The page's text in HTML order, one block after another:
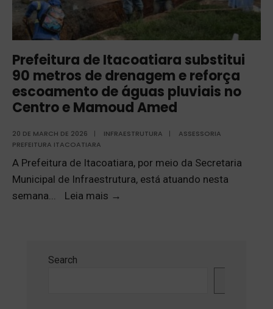
Prefeitura de Itacoatiara substitui
90 metros de drenagem e reforça
escoamento de águas pluviais no
Centro e Mamoud Amed
20 DE MARCH DE 2026 | INFRAESTRUTURA |
ASSESSORIA
PREFEITURA ITACOATIARA
A Prefeitura de Itacoatiara, por meio da Secretaria
Municipal de Infraestrutura, está atuando nesta
semana... Leia mais →
Search